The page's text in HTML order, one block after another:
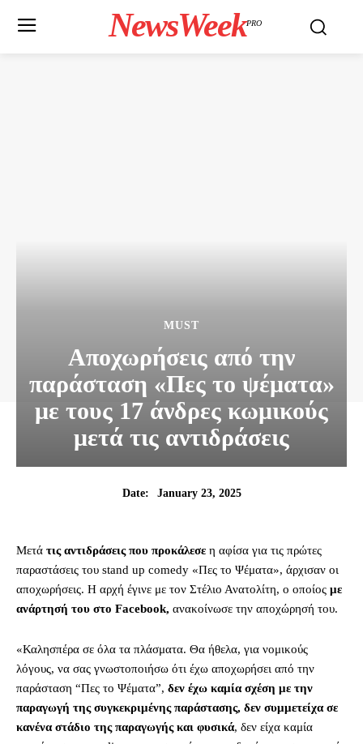
NewsWeekPRO
MUST
Αποχωρήσεις από την
παράσταση «Πες το ψέματα»
με τους 17 άνδρες κωμικούς
μετά τις αντιδράσεις
Date: January 23, 2025
Μετά τις αντιδράσεις που προκάλεσε η αφίσα για τις πρώτες
παραστάσεις του stand up comedy «Πες το Ψέματα», άρχισαν οι
αποχωρήσεις. Η αρχή έγινε με τον Στέλιο Ανατολίτη, ο οποίος με
ανάρτησή του στο Facebook, ανακοίνωσε την αποχώρησή του.
«Καλησπέρα σε όλα τα πλάσματα. Θα ήθελα, για νομικούς
λόγους, να σας γνωστοποιήσω ότι έχω αποχωρήσει από την
παράσταση “Πες το Ψέματα”, δεν έχω καμία σχέση με την
παραγωγή της συγκεκριμένης παράστασης, δεν συμμετείχα σε
κανένα στάδιο της παραγωγής και φυσικά, δεν είχα καμία